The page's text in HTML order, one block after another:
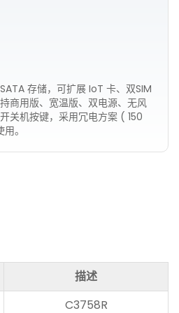
存储，可扩展 IoT 卡、双SIM
商用版、宽温版、双电源、无风
关机按键，采用冗电方案 ( 150
。
描述
C3758R